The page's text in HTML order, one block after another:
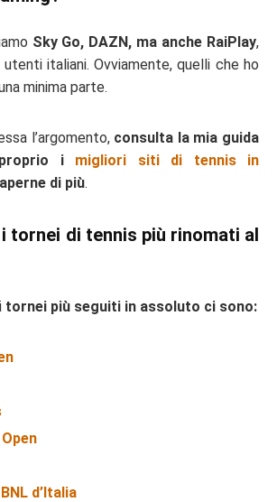
Sky Go, DAZN, ma anche RaiPlay,
italiani. Ovviamente, quelli che ho
minima parte.
l’argomento, consulta la mia guida
i migliori siti di tennis in
di più.
i tornei di tennis più rinomati al
tornei più seguiti in assoluto ci sono:
d’Italia